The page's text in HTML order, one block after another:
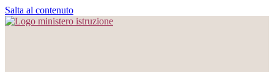
Salta al contenuto